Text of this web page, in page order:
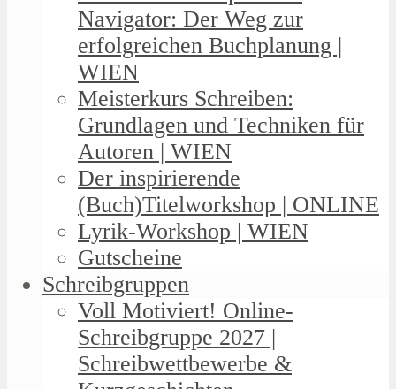
Navigator: Der Weg zur
erfolgreichen Buchplanung |
WIEN
Meisterkurs Schreiben:
Grundlagen und Techniken für
Autoren | WIEN
Der inspirierende
(Buch)Titelworkshop | ONLINE
Lyrik-Workshop | WIEN
Gutscheine
Schreibgruppen
Voll Motiviert! Online-
Schreibgruppe 2027 |
Schreibwettbewerbe &